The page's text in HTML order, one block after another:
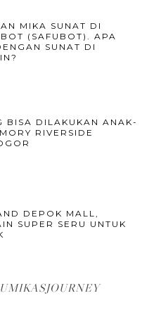
MIKA SUNAT DI
(SAFUBOT). APA
SUNAT DI
BISA DILAKUKAN ANAK-
RIVERSIDE
DEPOK MALL,
SUPER SERU UNTUK